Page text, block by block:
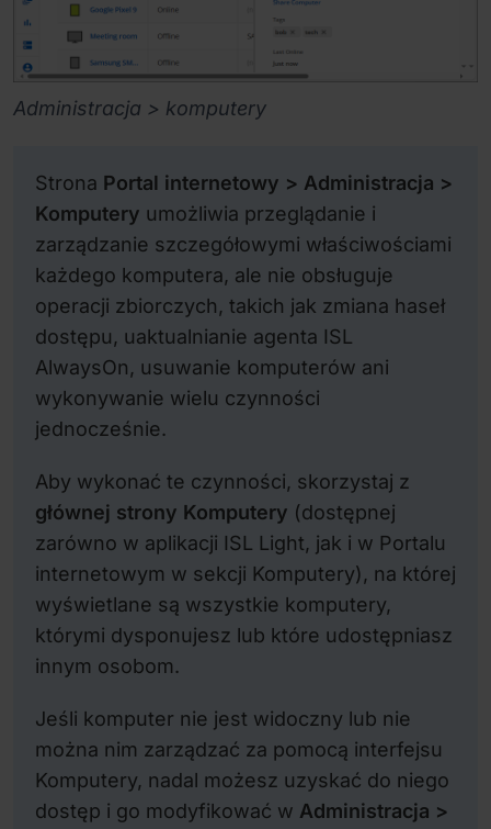
Administracja > komputery
Strona Portal internetowy > Administracja >
Komputery umożliwia przeglądanie i
zarządzanie szczegółowymi właściwościami
każdego komputera, ale nie obsługuje
operacji zbiorczych, takich jak zmiana haseł
dostępu, uaktualnianie agenta ISL
AlwaysOn, usuwanie komputerów ani
wykonywanie wielu czynności
jednocześnie.
Aby wykonać te czynności, skorzystaj z
głównej strony Komputery (dostępnej
zarówno w aplikacji ISL Light, jak i w Portalu
internetowym w sekcji Komputery), na której
wyświetlane są wszystkie komputery,
którymi dysponujesz lub które udostępniasz
innym osobom.
Jeśli komputer nie jest widoczny lub nie
można nim zarządzać za pomocą interfejsu
Komputery, nadal możesz uzyskać do niego
dostęp i go modyfikować w Administracja >